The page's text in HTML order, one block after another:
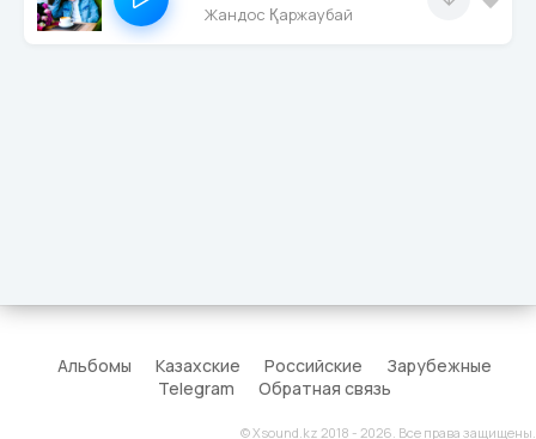
Жандос Қаржаубай
Альбомы Казахские Российские
Зарубежные
Telegram
Обратная связь
© Xsound.kz 2018 - 2026. Все права защищены.